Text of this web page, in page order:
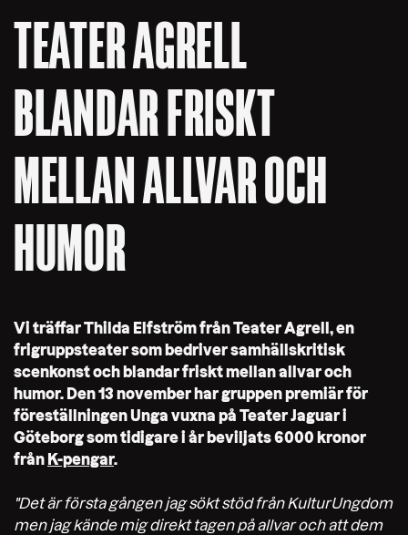
TEATER AGRELL
BLANDAR FRISKT
MELLAN ALLVAR OCH
HUMOR
Vi träffar Thilda Elfström från Teater Agrell, en
frigruppsteater som bedriver samhällskritisk
scenkonst och blandar friskt mellan allvar och
humor. Den 13 november har gruppen premiär för
föreställningen Unga vuxna på Teater Jaguar i
Göteborg som tidigare i år beviljats 6000 kronor
från K-pengar.
"Det är första gången jag sökt stöd från KulturUngdom
men jag kände mig direkt tagen på allvar och att dem